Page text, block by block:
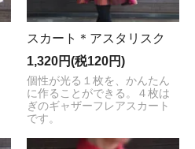
スカート＊アスタリスク
1,320円(税120円)
個性が光る１枚を、かんたん
に作ることができる。４枚は
ぎのギャザーフレアスカート
です。